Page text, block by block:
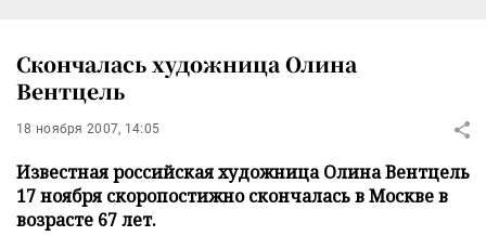
Скончалась художница Олина
Вентцель
18 ноября 2007, 14:05
Известная российская художница Олина Вентцель
17 ноября скоропостижно скончалась в Москве в
возрасте 67 лет.